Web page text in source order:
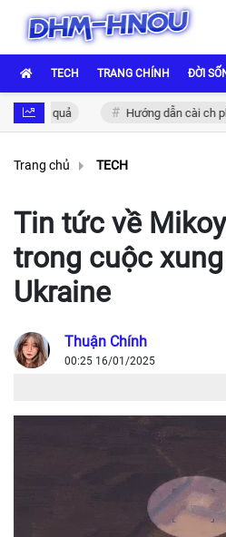
TECH TRANG CHÍNH ĐỜI
quả Hướng dẫn cài ch play
Trang chủ TECH
Tin tức về
trong cuộc
Ukraine
Thuận Chính
00:25 16/01/2025